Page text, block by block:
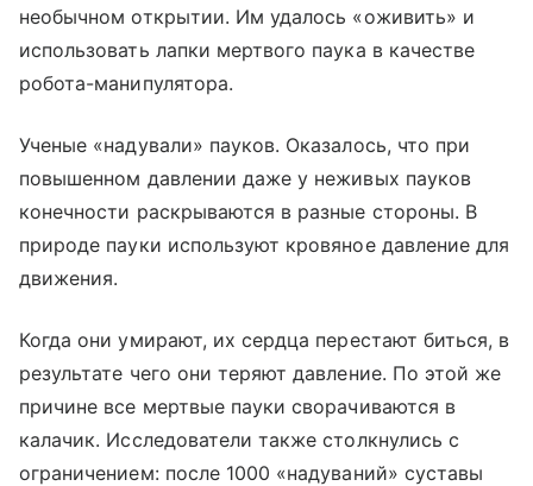
необычном открытии. Им удалось «оживить» и
использовать лапки мертвого паука в качестве
робота-манипулятора.
Ученые «надували» пауков. Оказалось, что при
повышенном давлении даже у неживых пауков
конечности раскрываются в разные стороны. В
природе пауки используют кровяное давление для
движения.
Когда они умирают, их сердца перестают биться, в
результате чего они теряют давление. По этой же
причине все мертвые пауки сворачиваются в
калачик. Исследователи также столкнулись с
ограничением: после 1000 «надуваний» суставы